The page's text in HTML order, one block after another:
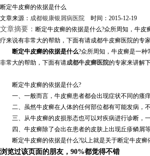
断定牛皮癣的依据是什么
文章来源： 成都银康银屑病医院 时间：2015-12-19
文章摘要： 断定牛皮癣的依据是什么?众所周知，牛
疗来说有非常大的帮助，下面有请成都牛皮癣医院的专
断定牛皮癣的依据是什么?众所周知，牛皮癣是一
非常大的帮助，下面有请成都牛皮癣医院的专家来讲解
断定牛皮癣的依据是什么?
一、一般而言，牛皮癣患者都会出现症状不同的瘙痒
二、虽然牛皮癣在人体的任何部位都有可能发病，不
三、从牛皮癣的皮损形态也可以对疾病进行诊断，一
四、牛皮癣除了会出在患者的皮肤上出现丘疹鳞屑等
断定牛皮癣的依据是什么?以上就是关于断定牛皮癣
浏览过该页面的朋友，90%都觉得不错